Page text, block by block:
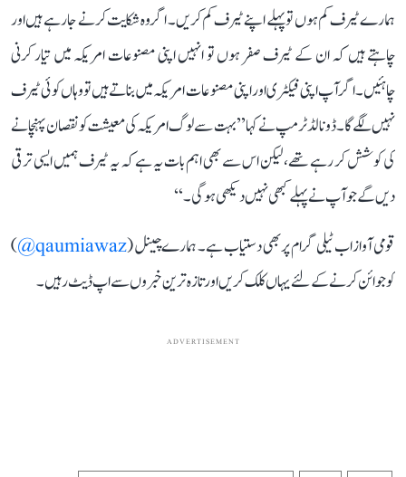
ہمارے ٹیرف کم ہوں تو پہلے اپنے ٹیرف کم کریں۔ اگر وہ شکایت کرنے جا رہے ہیں اور
چاہتے ہیں کہ ان کے ٹیرف صفر ہوں تو انہیں اپنی مصنوعات امریکہ میں تیار کرنی
چاہئیں۔ اگر آپ اپنی فیکٹری اور اپنی مصنوعات امریکہ میں بناتے ہیں تو وہاں کوئی ٹیرف
نہیں لگے گا۔ڈونالڈ ٹرمپ نے کہا ’’ بہت سے لوگ امریکہ کی معیشت کو نقصان پہنچانے
کی کوشش کر رہے تھے، لیکن اس سے بھی اہم بات یہ ہے کہ یہ ٹیرف ہمیں ایسی ترقی
دیں گے جو آپ نے پہلے کبھی نہیں دیکھی ہو گی۔‘‘
قومی آواز اب ٹیلی گرام پر بھی دستیاب ہے۔ ہمارے چینل (qaumiawaz@
)
کو جوائن کرنے کے لئے یہاں کلک کریں اور تازہ ترین خبروں سے اپ ڈیٹ رہیں۔
ADVERTISEMENT